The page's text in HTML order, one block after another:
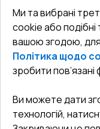
Блог
Адреса
Як правильно
Доставка і Оплата
Гарантія та Сервіс
Повернення товару
Договір публічної
КОНТАКТИ
Офіс:Україна,
undefined(undefined)
Ми та вибрані
cookie або подібні
вашою згодою, для
Політика щодо
зробити
Ви можете дати
технологій,